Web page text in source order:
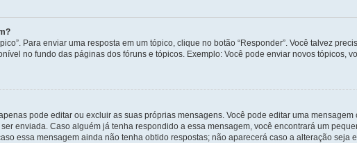
Para enviar uma resposta em um tópico, clique no botão “Responder”. Você talvez
no fundo das páginas dos fóruns e tópicos. Exemplo: Você pode enviar novos tópicos,
pode editar ou excluir as suas próprias mensagens. Você pode editar uma
enviada. Caso alguém já tenha respondido a essa mensagem, você encontrará um
essa mensagem ainda não tenha obtido respostas; não aparecerá caso a alteração seja